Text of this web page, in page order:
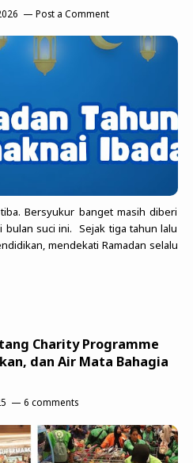
Post a Comment
Bersyukur banget masih diberi
suci ini. Sejak tiga tahun lalu
mendekati Ramadan selalu
Charity Programme
dan Air Mata Bahagia
6 comments